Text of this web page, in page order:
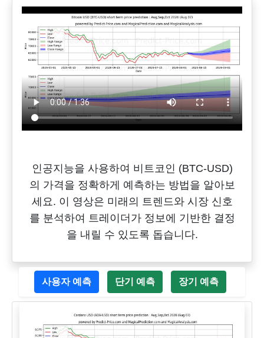
인공지능을 사용하여 비트코인 (BTC-USD)
의 가격을 정확하게 예측하는 방법을 알아보
세요. 이 영상은 미래의 트렌드와 시장 신호
를 분석하여 트레이더가 정보에 기반한 결정
을 내릴 수 있도록 돕습니다.
사용자 예측 단기 예측 장기 예측